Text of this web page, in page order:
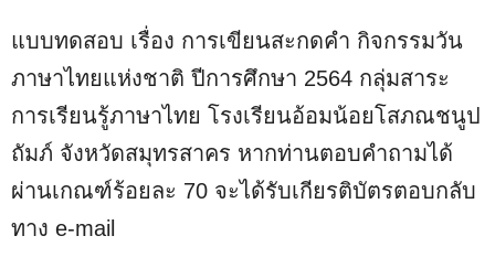
แบบทดสอบ เรื่อง การเขียนสะกดคำ กิจกรรมวัน
ภาษาไทยแห่งชาติ ปีการศึกษา 2564 กลุ่มสาระ
การเรียนรู้ภาษาไทย โรงเรียนอ้อมน้อยโสภณชนูป
ถัมภ์ จังหวัดสมุทรสาคร หากท่านตอบคำถามได้
ผ่านเกณฑ์ร้อยละ 70 จะได้รับเกียรติบัตรตอบกลับ
ทาง e-mail